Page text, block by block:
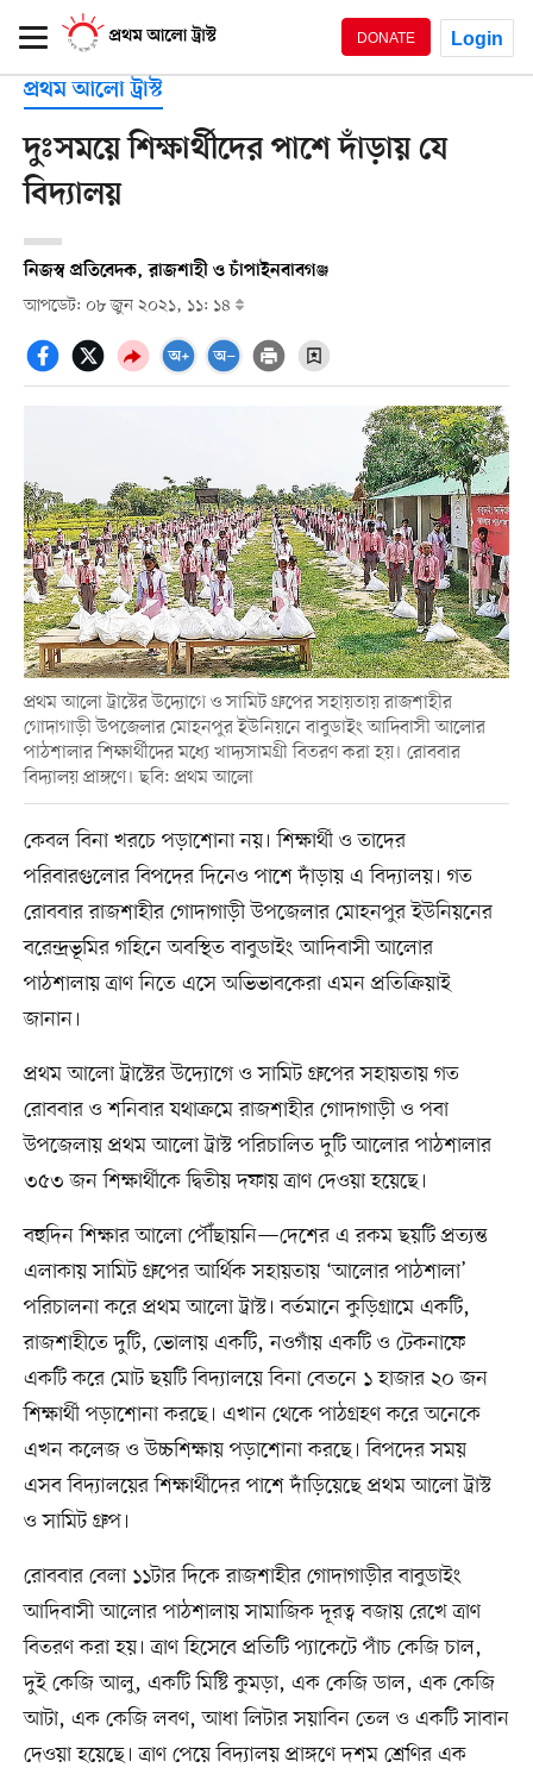
DONATE Login
প্রথম আলো ট্রাস্ট
দুঃসময়ে শিক্ষার্থীদের পাশে দাঁড়ায় যে
বিদ্যালয়
নিজস্ব প্রতিবেদক, রাজশাহী ও চাঁপাইনবাবগঞ্জ
আপডেট: ০৮ জুন ২০২১, ১১: ১৪
প্রথম আলো ট্রাস্টের উদ্যোগে ও সামিট গ্রুপের সহায়তায় রাজশাহীর
গোদাগাড়ী উপজেলার মোহনপুর ইউনিয়নে বাবুডাইং আদিবাসী আলোর
পাঠশালার শিক্ষার্থীদের মধ্যে খাদ্যসামগ্রী বিতরণ করা হয়। রোববার
বিদ্যালয় প্রাঙ্গণে। ছবি: প্রথম আলো
কেবল বিনা খরচে পড়াশোনা নয়। শিক্ষার্থী ও তাদের
পরিবারগুলোর বিপদের দিনেও পাশে দাঁড়ায় এ বিদ্যালয়। গত
রোববার রাজশাহীর গোদাগাড়ী উপজেলার মোহনপুর ইউনিয়নের
বরেন্দ্রভূমির গহিনে অবস্থিত বাবুডাইং আদিবাসী আলোর
পাঠশালায় ত্রাণ নিতে এসে অভিভাবকেরা এমন প্রতিক্রিয়াই
জানান।
প্রথম আলো ট্রাস্টের উদ্যোগে ও সামিট গ্রুপের সহায়তায় গত
রোববার ও শনিবার যথাক্রমে রাজশাহীর গোদাগাড়ী ও পবা
উপজেলায় প্রথম আলো ট্রাস্ট পরিচালিত দুটি আলোর পাঠশালার
৩৫৩ জন শিক্ষার্থীকে দ্বিতীয় দফায় ত্রাণ দেওয়া হয়েছে।
বহুদিন শিক্ষার আলো পৌঁছায়নি—দেশের এ রকম ছয়টি প্রত্যন্ত
এলাকায় সামিট গ্রুপের আর্থিক সহায়তায় ‘আলোর পাঠশালা’
পরিচালনা করে প্রথম আলো ট্রাস্ট। বর্তমানে কুড়িগ্রামে একটি,
রাজশাহীতে দুটি, ভোলায় একটি, নওগাঁয় একটি ও টেকনাফে
একটি করে মোট ছয়টি বিদ্যালয়ে বিনা বেতনে ১ হাজার ২০ জন
শিক্ষার্থী পড়াশোনা করছে। এখান থেকে পাঠগ্রহণ করে অনেকে
এখন কলেজ ও উচ্চশিক্ষায় পড়াশোনা করছে। বিপদের সময়
এসব বিদ্যালয়ের শিক্ষার্থীদের পাশে দাঁড়িয়েছে প্রথম আলো ট্রাস্ট
ও সামিট গ্রুপ।
রোববার বেলা ১১টার দিকে রাজশাহীর গোদাগাড়ীর বাবুডাইং
আদিবাসী আলোর পাঠশালায় সামাজিক দূরত্ব বজায় রেখে ত্রাণ
বিতরণ করা হয়। ত্রাণ হিসেবে প্রতিটি প্যাকেটে পাঁচ কেজি চাল,
দুই কেজি আলু, একটি মিষ্টি কুমড়া, এক কেজি ডাল, এক কেজি
আটা, এক কেজি লবণ, আধা লিটার সয়াবিন তেল ও একটি সাবান
দেওয়া হয়েছে। ত্রাণ পেয়ে বিদ্যালয় প্রাঙ্গণে দশম শ্রেণির এক